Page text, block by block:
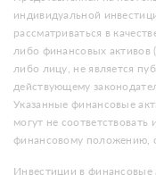
индивидуальной
рассматриваться в
либо финансовых активов
либо лицу, не является
действующему
Указанные финансовые
могут не
финансовому положению,
Инвестиции в